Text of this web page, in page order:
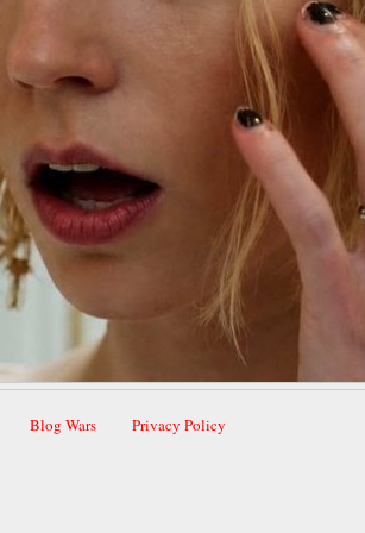
Blog Wars Privacy Policy